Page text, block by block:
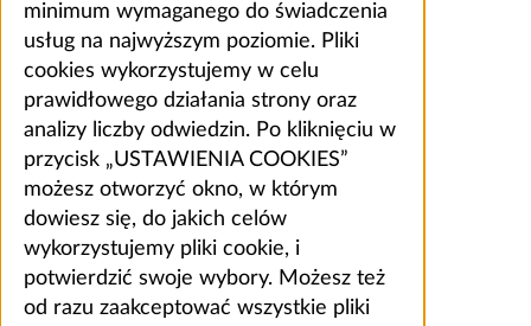
minimum wymaganego do świadczenia
usług na najwyższym poziomie. Pliki
cookies wykorzystujemy w celu
prawidłowego działania strony oraz
analizy liczby odwiedzin. Po kliknięciu w
przycisk „USTAWIENIA COOKIES”
możesz otworzyć okno, w którym
dowiesz się, do jakich celów
wykorzystujemy pliki cookie, i
potwierdzić swoje wybory. Możesz też
od razu zaakceptować wszystkie pliki